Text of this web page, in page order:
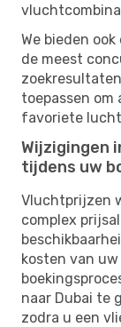
We bieden
de meest
toepassen om
favoriete
Wijzigingen
tijdens uw
Vluchtprijzen
complex
kosten van
naar Dubai te
zodra u een